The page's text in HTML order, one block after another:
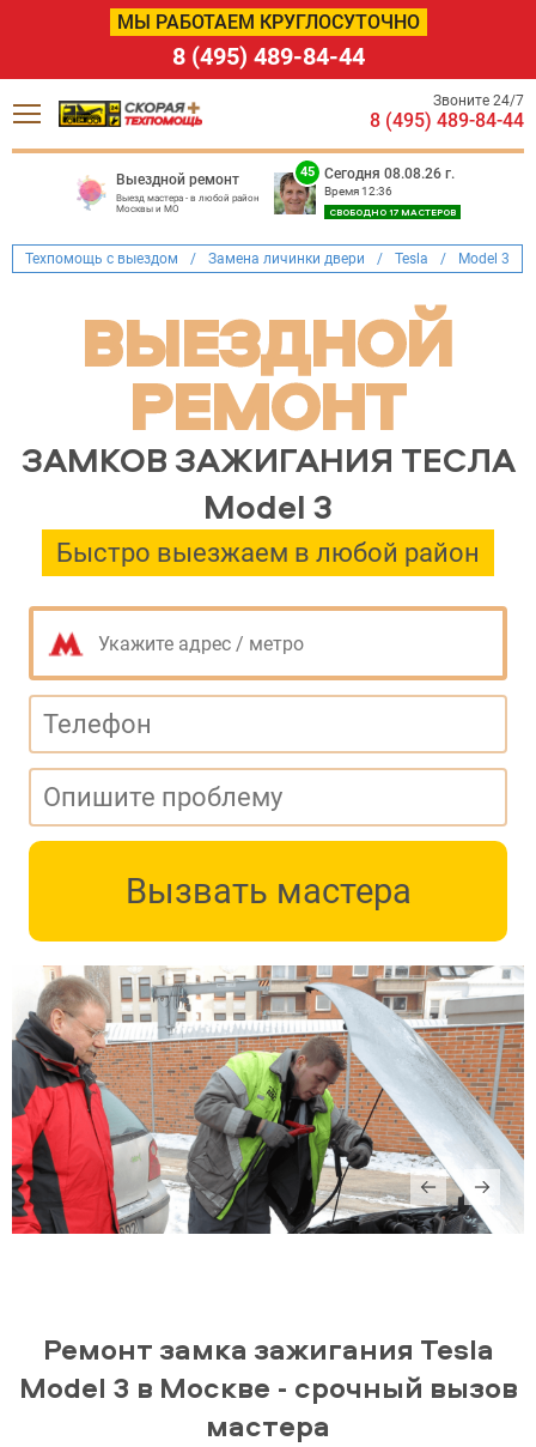
МЫ РАБОТАЕМ КРУГЛОСУТОЧНО
8 (495) 489-84-44
Звоните 24/7
8 (495) 489-84-44
Выездной ремонт
Выезд мастера - в любой район
Москвы и МО
45 Сегодня 08.08.26 г.
Время 12:36
СВОБОДНО 17 МАСТЕРОВ
Техпомощь с выездом / Замена личинки двери / Tesla / Model 3
ВЫЕЗДНОЙ
РЕМОНТ
ЗАМКОВ ЗАЖИГАНИЯ ТЕСЛА
Model 3
Быстро выезжаем в любой район
Вызвать мастера
Ремонт замка зажигания Tesla
Model 3 в Москве - срочный вызов
мастера